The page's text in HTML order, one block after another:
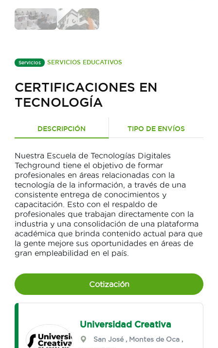
Servicios SERVICIOS EDUCATIVOS
CERTIFICACIONES EN
TECNOLOGÍA
DESCRIPCIÓN TIPO DE ENVÍOS
Nuestra Escuela de Tecnologías Digitales
Techground tiene el objetivo de formar
profesionales en áreas relacionadas con la
tecnología de la información, a través de una
consistente entrega de conocimientos y
capacitación. Esto con el respaldo de
profesionales que trabajan directamente con la
industria y una consolidación de una plataforma
académica que brinda contenido actual para que
la gente mejore sus oportunidades en áreas de
gran empleabilidad en el país.
Cotización
Universidad Creativa
San José , Montes de Oca ,